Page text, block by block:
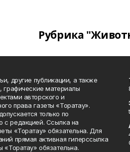
Рубрика
другие публикации, а также
графические материалы
авторского и
права газеты «Торатау».
только по
с редакцией. Ссылка на
«Торатау» обязательна. Для
прямая активная гиперссылка
«Торатау» обязательна.